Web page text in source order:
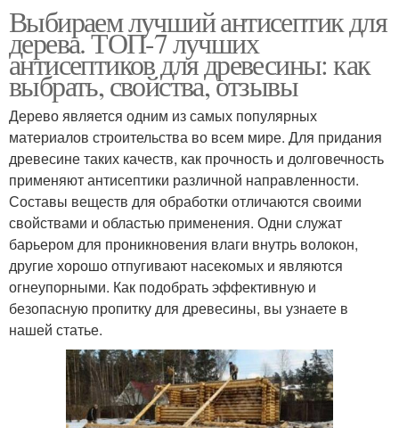
Выбираем лучший антисептик для
дерева. ТОП-7 лучших
антисептиков для древесины: как
выбрать, свойства, отзывы
Дерево является одним из самых популярных
материалов строительства во всем мире. Для придания
древесине таких качеств, как прочность и долговечность
применяют антисептики различной направленности.
Составы веществ для обработки отличаются своими
свойствами и областью применения. Одни служат
барьером для проникновения влаги внутрь волокон,
другие хорошо отпугивают насекомых и являются
огнеупорными. Как подобрать эффективную и
безопасную пропитку для древесины, вы узнаете в
нашей статье.